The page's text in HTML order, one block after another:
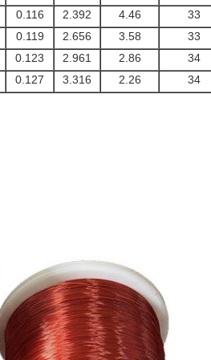
0.116 2.392 4.46 33
0.119 2.656 3.58 33
0.123 2.961 2.86 34
0.127 3.316 2.26 34